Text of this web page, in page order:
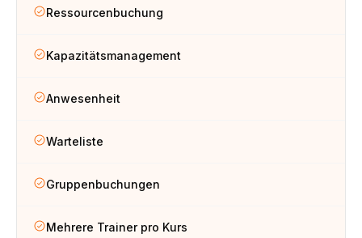
Ressourcenbuchung
Kapazitätsmanagement
Anwesenheit
Warteliste
Gruppenbuchungen
Mehrere Trainer pro Kurs